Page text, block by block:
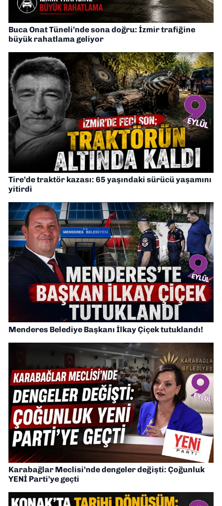
Buca Onat Tüneli’nde sona doğru: İzmir trafiğine
büyük rahatlama geliyor
Tire’de traktör kazası: 65 yaşındaki sürücü yaşamını
yitirdi
Menderes Belediye Başkanı İlkay Çiçek tutuklandı!
Karabağlar Meclisi’nde dengeler değişti: Çoğunluk
YENİ Parti’ye geçti